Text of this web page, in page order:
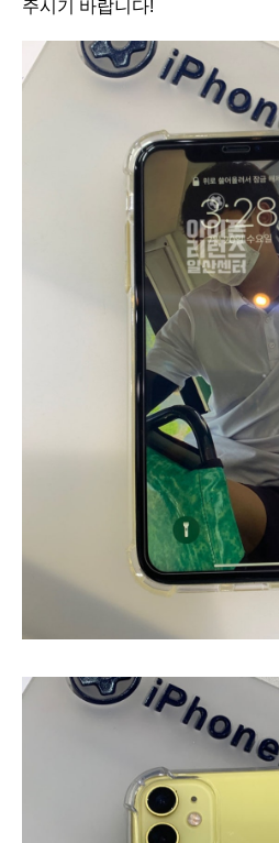
주시기 바랍니다!